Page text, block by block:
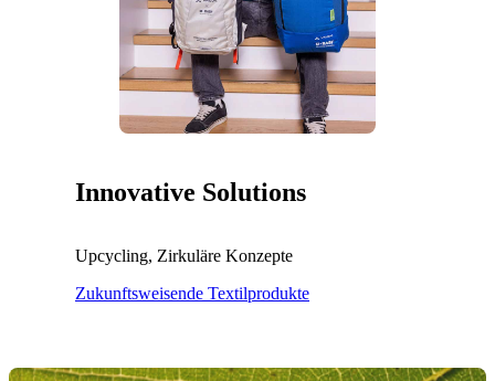
Innovative Solutions
Upcycling, Zirkuläre Konzepte
Zukunftsweisende Textilprodukte